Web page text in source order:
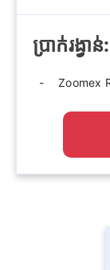
ប្រាក់រង្វាន់:
Zoomex